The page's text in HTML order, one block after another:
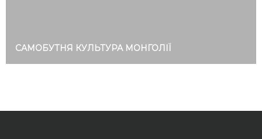
САМОБУТНЯ КУЛЬТУРА МОНГОЛІЇ